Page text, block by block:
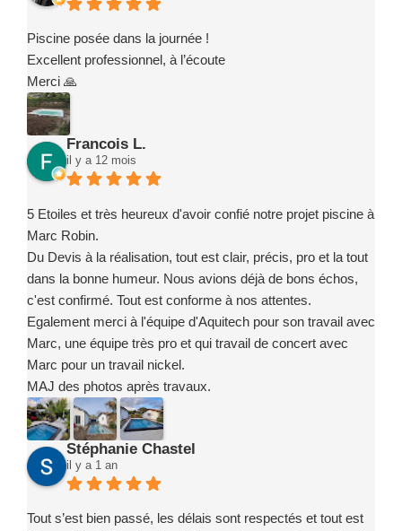
Piscine posée dans la journée !
Excellent professionnel, à l’écoute
Merci 🙏
Francois L.
il y a 12 mois
5 Etoiles et très heureux d'avoir confié notre projet piscine à
Marc Robin.
Du Devis à la réalisation, tout est clair, précis, pro et la tout
dans la bonne humeur. Nous avions déjà de bons échos,
c'est confirmé. Tout est conforme à nos attentes.
Egalement merci à l'équipe d'Aquitech pour son travail avec
Marc, une équipe très pro et qui travail de concert avec
Marc pour un travail nickel.
MAJ des photos après travaux.
Stéphanie Chastel
il y a 1 an
Tout s’est bien passé, les délais sont respectés et tout est